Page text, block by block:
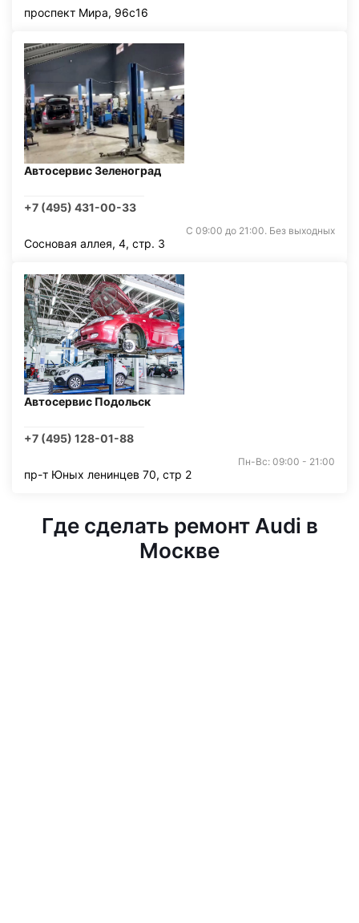
проспект Мира, 96с16
Автосервис Зеленоград
+7 (495) 431-00-33
С 09:00 до 21:00. Без выходных
Сосновая аллея, 4, стр. 3
Автосервис Подольск
+7 (495) 128-01-88
Пн-Вс: 09:00 - 21:00
пр-т Юных ленинцев 70, стр 2
Где сделать ремонт Audi в
Москве